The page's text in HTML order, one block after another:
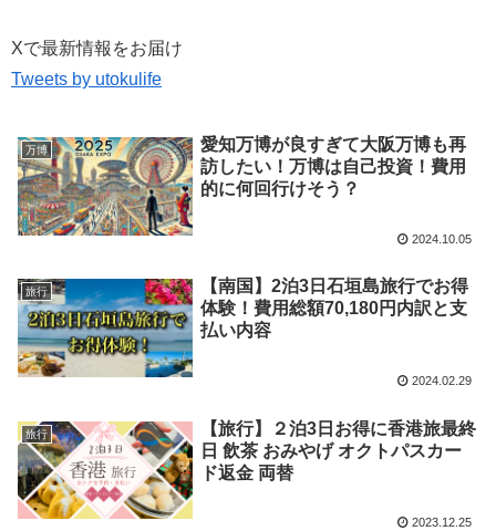
Xで最新情報をお届け
Tweets by utokulife
万博
愛知万博が良すぎて大阪万博も再
訪したい！万博は自己投資！費用
的に何回行けそう？
2024.10.05
旅行
【南国】2泊3日石垣島旅行でお得
体験！費用総額70,180円内訳と支
払い内容
2024.02.29
旅行
【旅行】２泊3日お得に香港旅最終
日 飲茶 おみやげ オクトパスカー
ド返金 両替
2023.12.25